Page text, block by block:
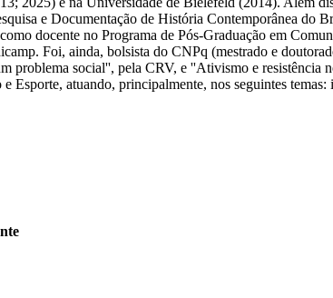
e Documentação de História Contemporânea do
docente no Programa de Pós-Graduação em
Foi, ainda, bolsista do CNPq (mestrado e
social'', pela CRV, e ''Ativismo e resistência
atuando, principalmente, nos seguintes